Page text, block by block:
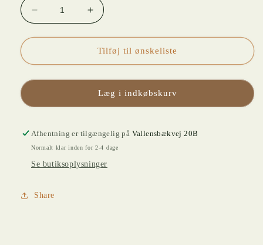
Reducer
antallet
for
EST
BON
7,CLER
GLASS
Øg
antallet
for
EST
BON
DIFFUSER
WITH
7,CLER
GLASS
Tilføj til ønskeliste
Læg i indkøbskurv
Afhentning er tilgængelig på Vallensbækvej 20B
Normalt klar inden for 2-4 dage
Se butiksoplysninger
Share